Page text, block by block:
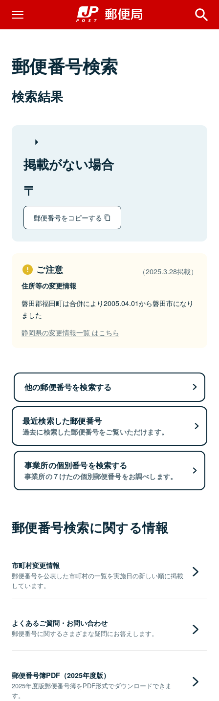
郵便番号検索
検索結果
掲載がない場合
郵便番号をコピーする
ご注意 （2025.3.28掲載）
住所等の変更情報
磐田郡福田町は合併により2005.04.01から磐田市になり
ました
静岡県の変更情報一覧 はこちら
他の郵便番号を検索する
最近検索した郵便番号
過去に検索した郵便番号をご覧いただけます。
事業所の個別番号を検索する
事業所の７けたの個別郵便番号をお調べします。
郵便番号検索に関する情報
市町村変更情報
郵便番号を公表した市町村の一覧を実施日の新しい順に掲載
しています。
よくあるご質問・お問い合わせ
郵便番号に関するさまざまな疑問にお答えします。
郵便番号簿PDF（2025年度版）
2025年度版郵便番号簿をPDF形式でダウンロードできま
す。